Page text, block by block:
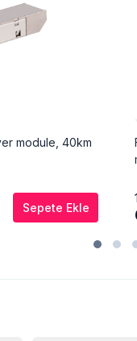
module, 40km
Sepete Ekle